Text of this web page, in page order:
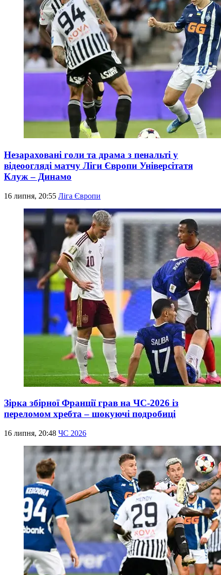
Незараховані голи та драма з пенальті у
відеоогляді матчу Ліги Європи Універсітатя
Клуж – Динамо
16 липня, 20:55 Ліга Європи
Зірка збірної Франції грав на ЧС-2026 із
переломом хребта – шокуючі подробиці
16 липня, 20:48 ЧС 2026